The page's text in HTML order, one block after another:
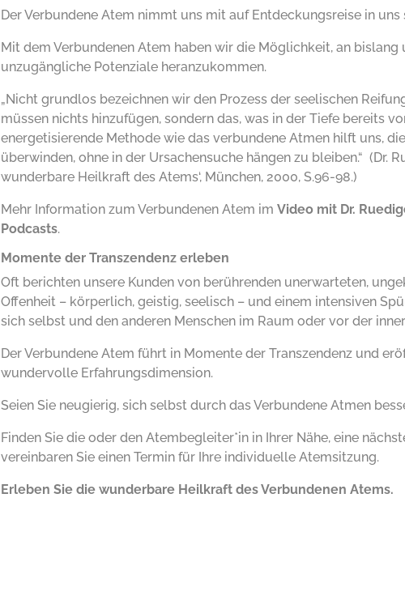
Der Verbundene Atem nimmt uns mit auf Entdeckungsreise in uns
Mit dem Verbundenen Atem haben wir die Möglichkeit, an
unzugängliche Potenziale heranzukommen.
„Nicht grundlos bezeichnen wir den Prozess der seelischen
müssen nichts hinzufügen, sondern das, was in der Tiefe bereits
energetisierende Methode wie das verbundene Atmen hilft uns,
überwinden, ohne in der Ursachensuche hängen zu bleiben.“ (Dr.
wunderbare Heilkraft des Atems‘, München, 2000, S.96-98.)
Mehr Information zum Verbundenen Atem imVideo mit Dr.
Podcasts.
Momente der Transzendenz erleben
Oft berichten unsere Kunden von berührenden unerwarteten,
Offenheit – körperlich, geistig, seelisch – und einem intensiven
sich selbst und den anderen Menschen im Raum oder vor der
Der Verbundene Atem führt in Momente der Transzendenz und
wundervolle Erfahrungsdimension.
Seien Sie neugierig, sich selbst durch das Verbundene Atmen
Finden Sie die oder denAtembegleiter*in in Ihrer Nähe, eine
vereinbaren Sie einen Termin für Ihre individuelle Atemsitzung.
Erleben Sie die wunderbare Heilkraft des Verbundenen Atems.